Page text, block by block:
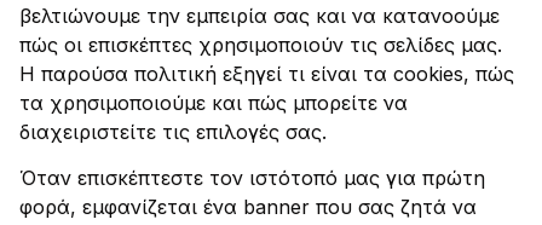
βελτιώνουμε την εμπειρία σας και να κατανοούμε
πώς οι επισκέπτες χρησιμοποιούν τις σελίδες μας.
Η παρούσα πολιτική εξηγεί τι είναι τα cookies, πώς
τα χρησιμοποιούμε και πώς μπορείτε να
διαχειριστείτε τις επιλογές σας.​
Όταν επισκέπτεστε τον ιστότοπό μας για πρώτη
φορά, εμφανίζεται ένα banner που σας ζητά να